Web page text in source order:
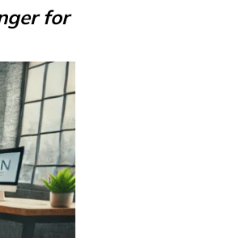
for